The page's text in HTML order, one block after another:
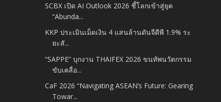
SCBX เปิด AI Outlook 2026 ชี้โลกเข้าสู่ยุค
“Abunda...
KKP ประเมินเม็ดเงิน 4 แสนล้านดันจีดีพี 1.9% ระ
ยะสั...
“SAPPE” บุกงาน THAIFEX 2026 ขนทัพนวัตกรรม
ขับเคลื่อ...
CaF 2026 “Navigating ASEAN’s Future: Gearing
Towar...